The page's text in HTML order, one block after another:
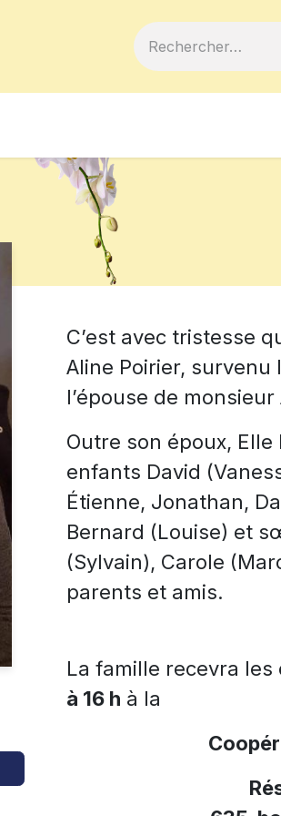
C’est avec tristesse
Aline Poirier, survenu
l’épouse de
Outre son époux,
enfants David
Étienne, Jonathan,
Bernard (Louise) et
(Sylvain), Carole
parents et amis.
La famille recevra les
à 16 h à la